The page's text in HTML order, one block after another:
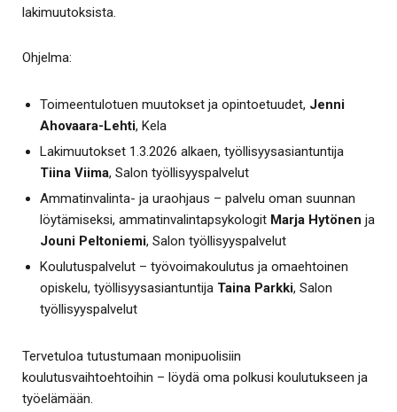
lakimuutoksista.
Ohjelma:
Toimeentulotuen muutokset ja opintoetuudet, Jenni
Ahovaara-Lehti, Kela
Lakimuutokset 1.3.2026 alkaen, työllisyysasiantuntija
Tiina Viima, Salon työllisyyspalvelut
Ammatinvalinta- ja uraohjaus – palvelu oman suunnan
löytämiseksi, ammatinvalintapsykologit Marja Hytönen ja
Jouni Peltoniemi, Salon työllisyyspalvelut
Koulutuspalvelut – työvoimakoulutus ja omaehtoinen
opiskelu, työllisyysasiantuntija Taina Parkki, Salon
työllisyyspalvelut
Tervetuloa tutustumaan monipuolisiin
koulutusvaihtoehtoihin – löydä oma polkusi koulutukseen ja
työelämään.